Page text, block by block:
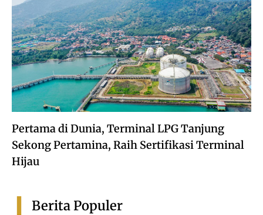
Pertama di Dunia, Terminal LPG Tanjung
Sekong Pertamina, Raih Sertifikasi Terminal
Hijau
Berita Populer